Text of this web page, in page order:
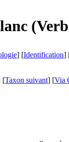
(
] [Identification]
[Taxon suivant] [Via